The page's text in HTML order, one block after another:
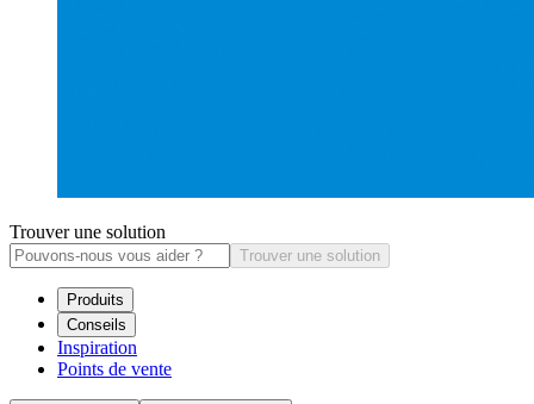
Trouver une solution
Trouver une solution
Produits
Conseils
Inspiration
Points de vente